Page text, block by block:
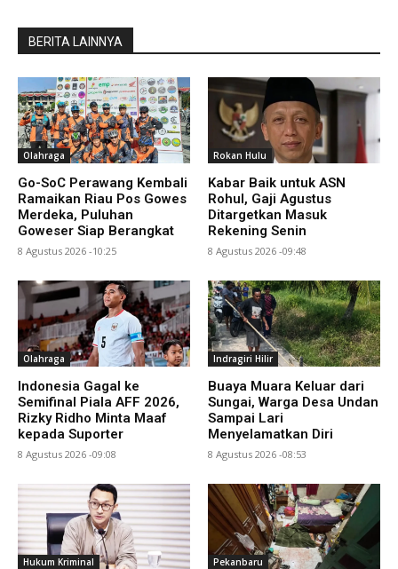
BERITA LAINNYA
Olahraga
Go-SoC Perawang Kembali
Ramaikan Riau Pos Gowes
Merdeka, Puluhan
Goweser Siap Berangkat
8 Agustus 2026 -10:25
Rokan Hulu
Kabar Baik untuk ASN
Rohul, Gaji Agustus
Ditargetkan Masuk
Rekening Senin
8 Agustus 2026 -09:48
Olahraga
Indonesia Gagal ke
Semifinal Piala AFF 2026,
Rizky Ridho Minta Maaf
kepada Suporter
8 Agustus 2026 -09:08
Indragiri Hilir
Buaya Muara Keluar dari
Sungai, Warga Desa Undan
Sampai Lari
Menyelamatkan Diri
8 Agustus 2026 -08:53
Hukum Kriminal Pekanbaru